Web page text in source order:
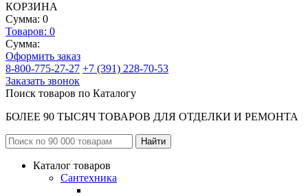
КОРЗИНА
Сумма: 0
Товаров: 0
Сумма:
Оформить заказ
8-800-775-27-27 +7 (391) 228-70-53
Заказать звонок
Поиск товаров по Каталогу
БОЛЕЕ 90 ТЫСЯЧ ТОВАРОВ ДЛЯ ОТДЕЛКИ И РЕМОНТА
Каталог товаров
Сантехника